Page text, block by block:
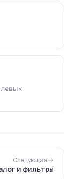
Следующая
и фильтры